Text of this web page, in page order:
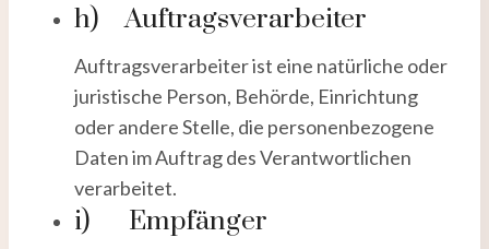
h) Auftragsverarbeiter
Auftragsverarbeiter ist eine natürliche oder
juristische Person, Behörde, Einrichtung
oder andere Stelle, die personenbezogene
Daten im Auftrag des Verantwortlichen
verarbeitet.
i) Empfänger